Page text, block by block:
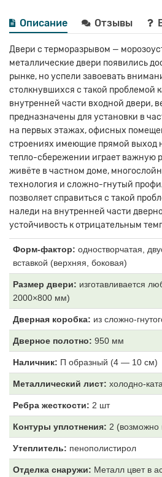
Описание Отзывы
Двери с терморазрывом —
металлические двери появились
рынке, но успели завоевать
столкнувшихся с такой проблемой
внутренней части входной двери,
предназначены для установки в
на первых этажах, офисных
строениях имеющие прямой выход
тепло-сбережении играет важную
живёте в частном доме,
технология и сложно-гнутый
позволяет справиться с такой
наледи на внутренней части
устойчивость к отрицательным
Форм-фактор: одностворчатая,
вставкой (верхняя, боковая)
Размер двери: изготавливается
2000×800 мм)
Дверная коробка: из сложно-
Дверное полотно: 950 мм
Наличник: П образный (4 — 10 см)
Металлический лист: холодно-
Ребра жесткости: 2 шт
Контуры уплотнения: 2 (возможно
Утеплитель: пенополистирол
Отделка снаружи: Металл цвет в